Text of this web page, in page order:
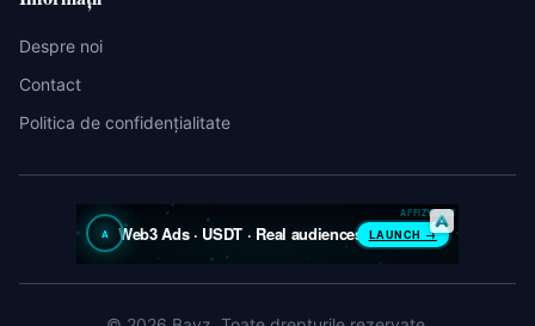
Despre noi
Contact
Politica de confidențialitate